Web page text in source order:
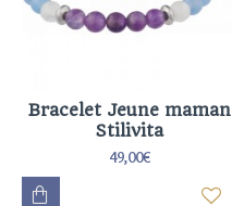
Bracelet Jeune maman
Stilivita
49,00€